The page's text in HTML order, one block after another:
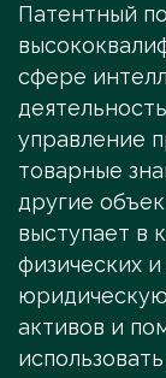
Патентный
сфере
управление
товарные
другие
выступает в
физических
активов и